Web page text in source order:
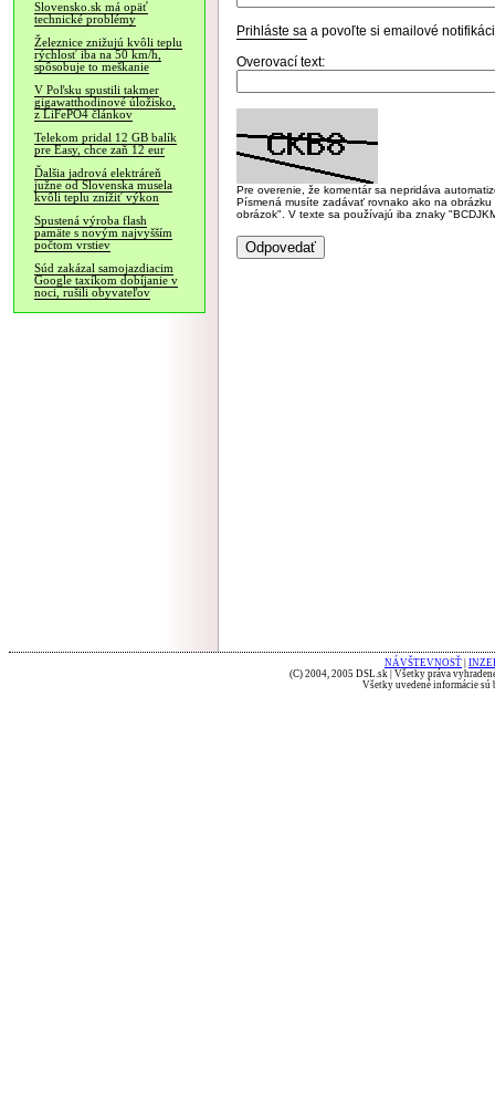
Slovensko.sk má opäť
technické problémy
Železnice znižujú kvôli teplu
rýchlosť iba na 50 km/h,
spôsobuje to meškanie
V Poľsku spustili takmer
gigawatthodinové úložisko,
z LiFePO4 článkov
Telekom pridal 12 GB balík
pre Easy, chce zaň 12 eur
Ďalšia jadrová elektráreň
južne od Slovenska musela
kvôli teplu znížiť výkon
Spustená výroba flash
pamäte s novým najvyšším
počtom vrstiev
Súd zakázal samojazdiacim
Google taxíkom dobíjanie v
noci, rušili obyvateľov
Prihláste sa a povoľte si emailové
Overovací text:
Pre overenie, že komentár sa nepridáva
Písmená musíte zadávať rovnako ako na
obrázok". V texte sa používajú iba znaky
NÁVŠTEVNOSŤ
(C) 2004, 2005 DSL.sk | Všetky práva
Všetky uvedené informácie sú